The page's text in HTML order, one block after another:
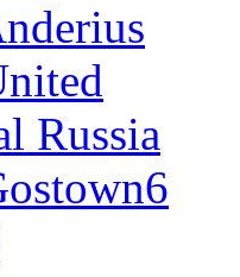
Russia